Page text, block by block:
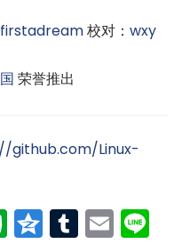
firstadream校对： wxy
荣誉推出
github.com/Linux-
Evernote
Qzone
Tumblr